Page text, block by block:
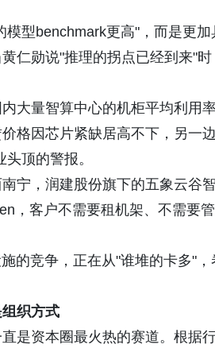
模型benchmark更高"，而是更
仁勋说"推理的拐点已经到来"
大量智算中心的机柜平均利用
格因芯片紧缺居高不下，另一
顶的警报。
宁，润建股份旗下的五象云谷
，客户不需要租机架、不需
的竞争，正在从"谁堆的卡多"
织方式
是资本圈最火热的赛道。根据